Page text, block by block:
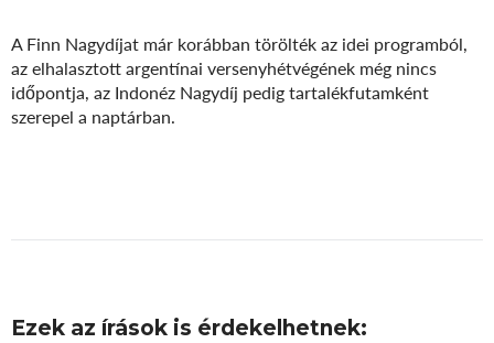
A Finn Nagydíjat már korábban törölték az idei programból,
az elhalasztott argentínai versenyhétvégének még nincs
időpontja, az Indonéz Nagydíj pedig tartalékfutamként
szerepel a naptárban.
Ezek az írások is érdekelhetnek: